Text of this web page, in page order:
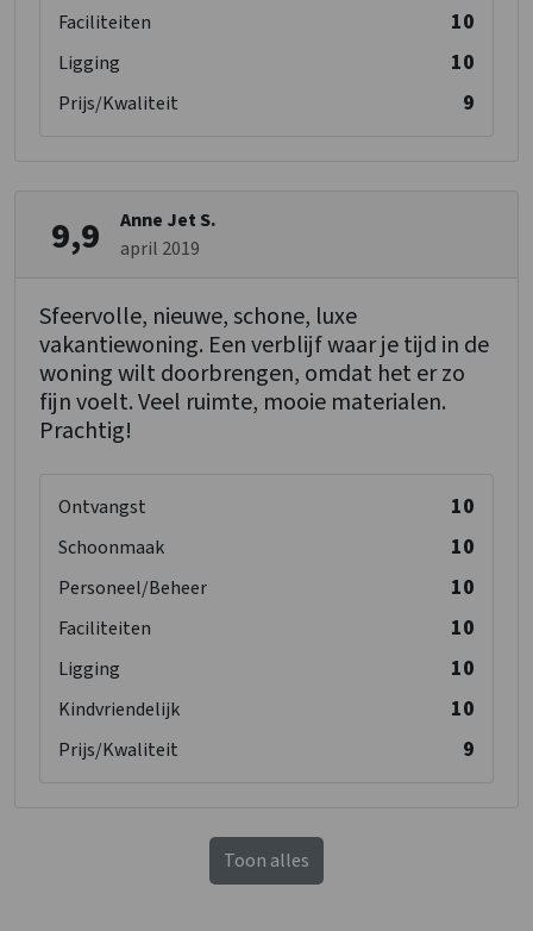
Faciliteiten 10
Ligging 10
Prijs/Kwaliteit 9
9,9
Anne Jet S.
april 2019
Sfeervolle, nieuwe, schone, luxe
vakantiewoning. Een verblijf waar je tijd in de
woning wilt doorbrengen, omdat het er zo
fijn voelt. Veel ruimte, mooie materialen.
Prachtig!
Ontvangst 10
Schoonmaak 10
Personeel/Beheer 10
Faciliteiten 10
Ligging 10
Kindvriendelijk 10
Prijs/Kwaliteit 9
Toon alles